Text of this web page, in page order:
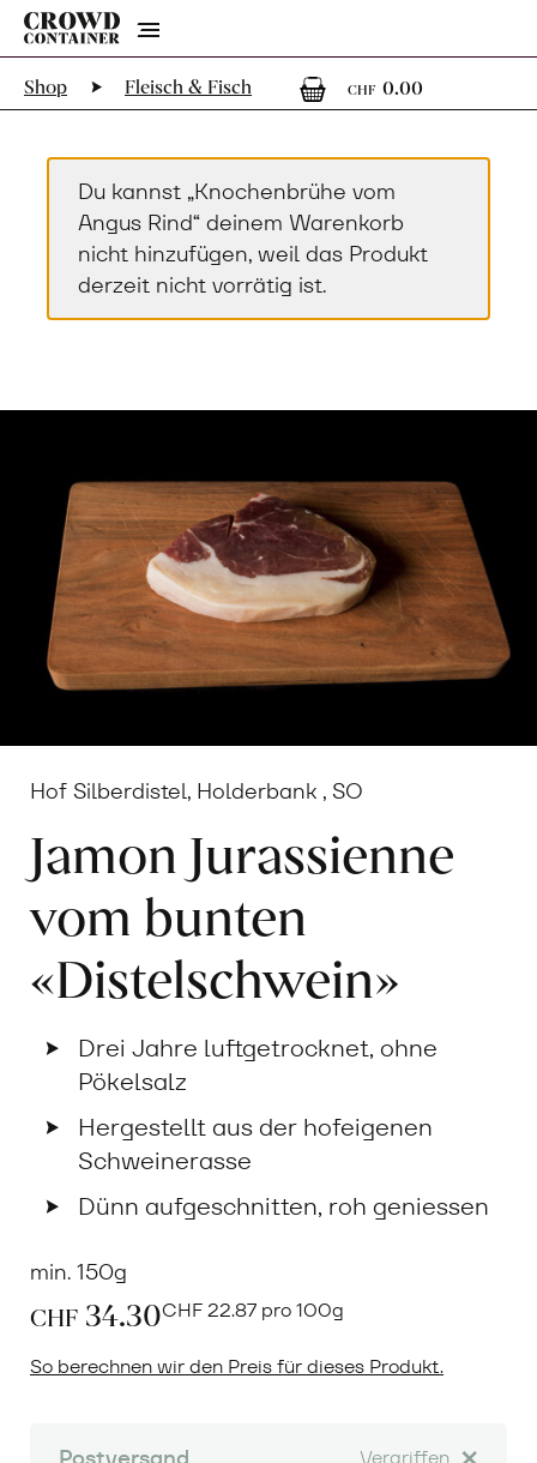
Menu
Shop Fleisch & Fisch
CHF 0.000 Artikel
Du kannst „Knochenbrühe vom
Angus Rind“ deinem Warenkorb
nicht hinzufügen, weil das Produkt
derzeit nicht vorrätig ist.
Hof Silberdistel, Holderbank , SO
Jamon Jurassienne
vom bunten
«Distelschwein»
Drei Jahre luftgetrocknet, ohne
Pökelsalz
Hergestellt aus der hofeigenen
Schweinerasse
Dünn aufgeschnitten, roh geniessen
min. 150g
CHF 34.30CHF22.87 pro 100g
So berechnen wir den Preis für dieses Produkt.
Vergriffen